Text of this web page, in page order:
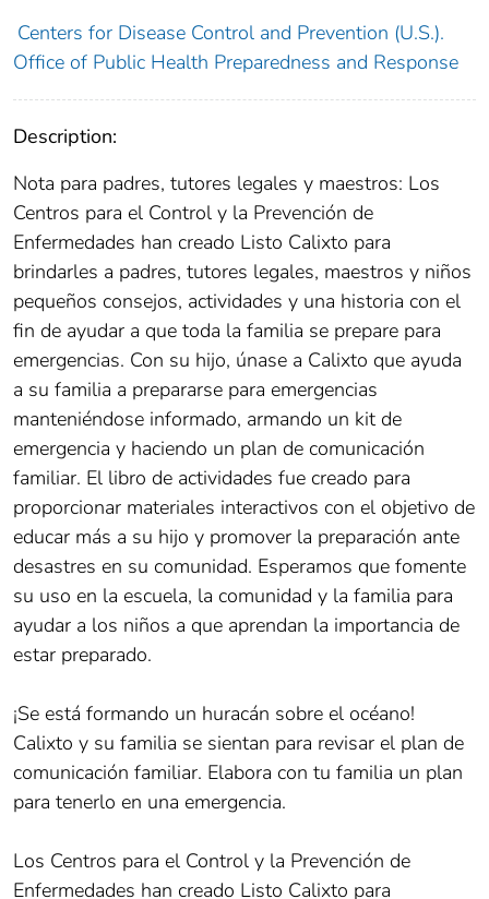
Centers for Disease Control and Prevention (U.S.).
Office of Public Health Preparedness and Response
Description:
Nota para padres, tutores legales y maestros: Los
Centros para el Control y la Prevención de
Enfermedades han creado Listo Calixto para
brindarles a padres, tutores legales, maestros y niños
pequeños consejos, actividades y una historia con el
fin de ayudar a que toda la familia se prepare para
emergencias. Con su hijo, únase a Calixto que ayuda
a su familia a prepararse para emergencias
manteniéndose informado, armando un kit de
emergencia y haciendo un plan de comunicación
familiar. El libro de actividades fue creado para
proporcionar materiales interactivos con el objetivo de
educar más a su hijo y promover la preparación ante
desastres en su comunidad. Esperamos que fomente
su uso en la escuela, la comunidad y la familia para
ayudar a los niños a que aprendan la importancia de
estar preparado.
¡Se está formando un huracán sobre el océano!
Calixto y su familia se sientan para revisar el plan de
comunicación familiar. Elabora con tu familia un plan
para tenerlo en una emergencia.
Los Centros para el Control y la Prevención de
Enfermedades han creado Listo Calixto para